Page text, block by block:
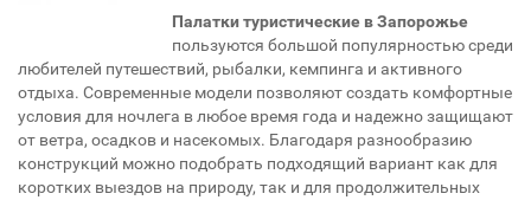
Палатки туристические в Запорожье
пользуются большой популярностью среди
любителей путешествий, рыбалки, кемпинга и активного
отдыха. Современные модели позволяют создать комфортные
условия для ночлега в любое время года и надежно защищают
от ветра, осадков и насекомых. Благодаря разнообразию
конструкций можно подобрать подходящий вариант как для
коротких выездов на природу, так и для продолжительных